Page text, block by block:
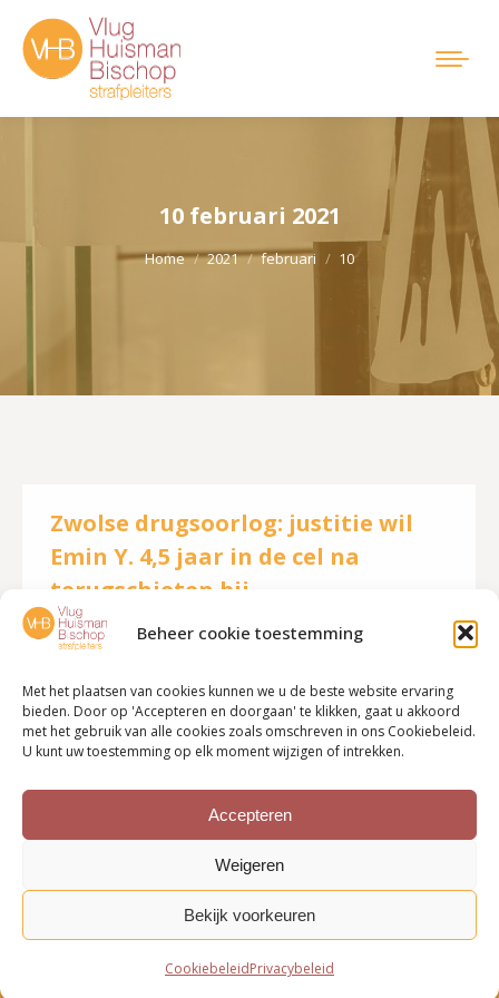
Beheer cookie toestemming
Met het plaatsen van cookies kunnen we u de beste website ervaring
bieden. Door op 'Accepteren en doorgaan' te klikken, gaat u akkoord
met het gebruik van alle cookies zoals omschreven in ons Cookiebeleid.
U kunt uw toestemming op elk moment wijzigen of intrekken.
Accepteren
Weigeren
Bekijk voorkeuren
CookiebeleidPrivacybeleid
10 februari 2021
Home 2021 februari 10
Zwolse drugsoorlog: justitie wil
Emin Y. 4,5 jaar in de cel na
terugschieten bij
liquidatiepoging
Justitie wil Emin Y. uit Zwolle 4,5 jaar achter de
tralies. Hij schoot in oktober 2019 terug, nadat hij